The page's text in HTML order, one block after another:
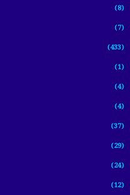
(8)
(7)
(433)
(1)
(4)
(4)
(37)
(29)
(24)
(12)